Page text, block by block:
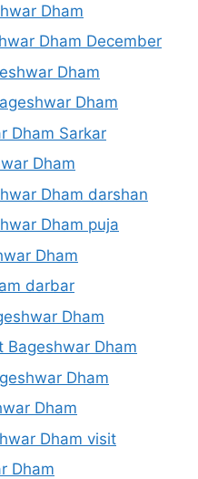
Dham
Dham December
Dham
Dham
Dham Sarkar
Dham
Dham darshan
Dham puja
Dham
darbar
Dham
Bageshwar Dham
Dham
Dham
Dham visit
Dham